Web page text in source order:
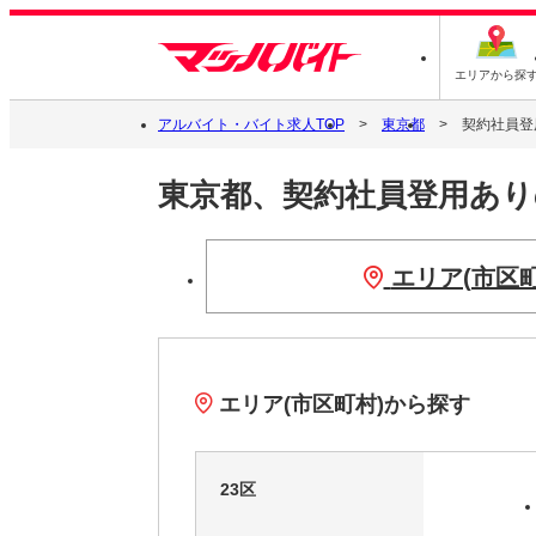
エリアから探
アルバイト・バイト求人TOP 東京都 契約社員
東京都、契約社員登用あ
エリア(市区
エリア(市区町村)から探す
23区